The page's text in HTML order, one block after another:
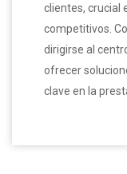
clientes, crucial
competitivos.
dirigirse al
ofrecer
clave en la